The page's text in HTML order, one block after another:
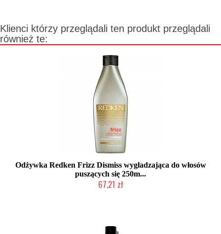
Klienci którzy przeglądali ten produkt przeglądali
również te:
Odżywka Redken Frizz Dismiss wygładzająca do włosów
puszących się 250m...
67,21 zł